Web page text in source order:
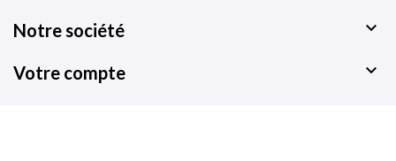
Notre société 
Votre compte 